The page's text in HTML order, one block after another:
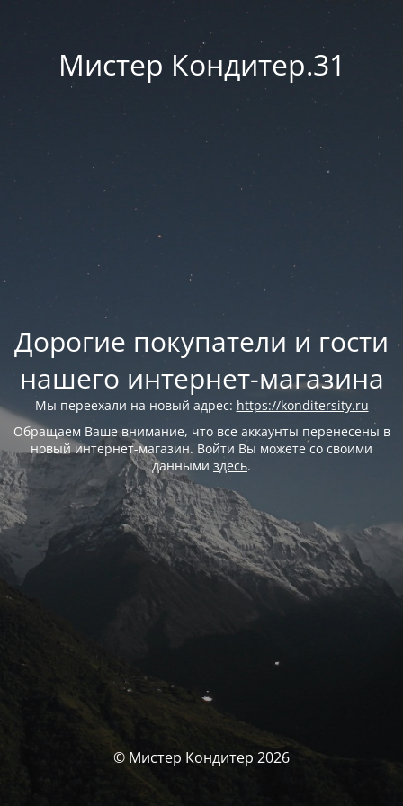
Мистер Кондитер.31
Дорогие покупатели и гости
нашего интернет-магазина
Мы переехали на новый адрес: https://konditersity.ru
Обращаем Ваше внимание, что все аккаунты перенесены в
новый интернет-магазин. Войти Вы можете со своими
данными здесь.
© Мистер Кондитер 2026